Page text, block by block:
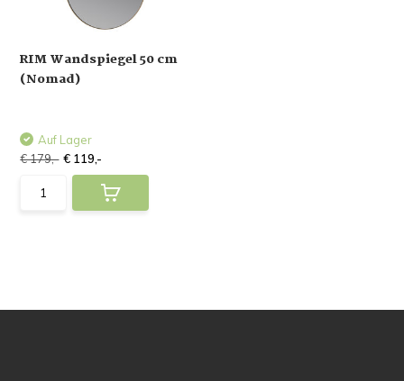
RIM Wandspiegel 50 cm
(Nomad)
Auf Lager
€ 179,- € 119,-